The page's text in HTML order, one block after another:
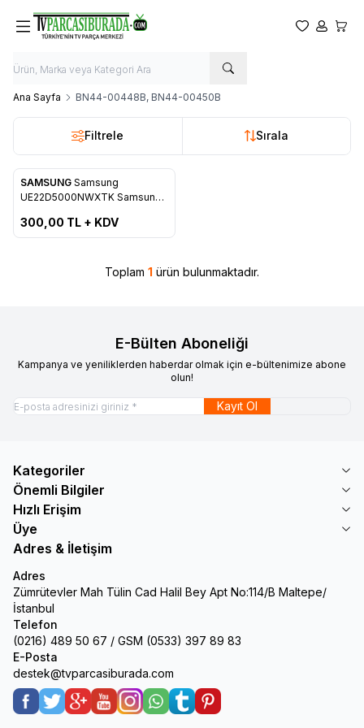
Favorilerim
Hesabım
Ana Sayfa BN44-00448B, BN44-00450B
Filtrele Sırala
Favorilere Ekle
SAMSUNG Samsung
UE22D5000NWXTK Samsung
00448A , PD22A0_BDY ,
M215HW01
300,00 TL + KDV
Toplam 1 ürün bulunmaktadır.
E-Bülten Aboneliği
Kampanya ve yeniliklerden haberdar olmak için e-bültenimize abone
olun!
Kayıt Ol
Kategoriler
Önemli Bilgiler
Hızlı Erişim
Üye
Adres & İletişim
Adres
Zümrütevler Mah Tülin Cad Halil Bey Apt No:114/B Maltepe/
İstanbul
Telefon
(0216) 489 50 67 / GSM (0533) 397 89 83
E-Posta
destek@tvparcasiburada.com
Facebook
TwitterGoogle-Plus
YoutubeInstagramWhatsApp
TumblrPinterest